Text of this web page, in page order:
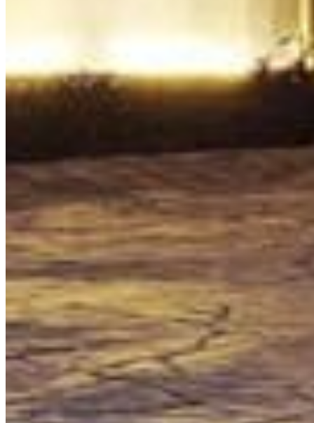
AWA Playacar Residences
$489 USD
¿Buscas otra propiedad?
Explora el portfolio completo en la Riviera Maya
VER PROPIEDADES
Certified trilingual real estate agency in the Riviera
Maya. Over a decade advising investors from around
the world.
SITE MAP
Home
Properties